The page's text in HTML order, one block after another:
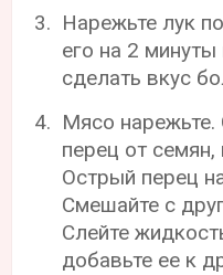
Нарежьте лук
его на 2
сделать вкус
Мясо нарежьте.
перец от
Острый перец
Смешайте с
Слейте
добавьте ее к